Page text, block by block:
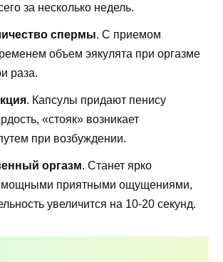
за несколько недель.
спермы. С приемом
объем эякулята при оргазме
раза.
. Капсулы придают пенису
«стояк» возникает
при возбуждении.
оргазм. Станет ярко
приятными ощущениями,
увеличится на 10-20 секунд.